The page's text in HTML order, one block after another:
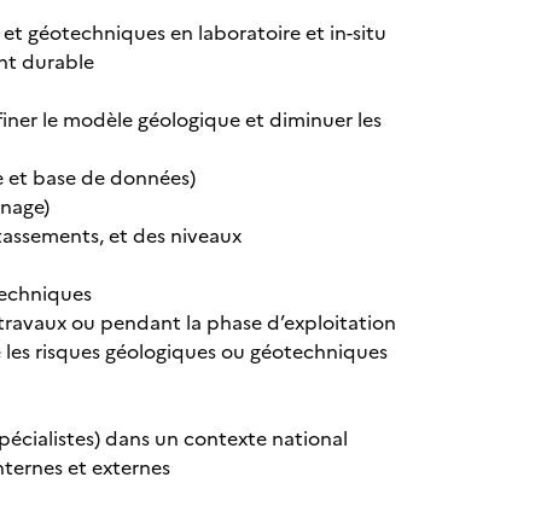
et géotechniques en laboratoire et in-situ
durable
le modèle géologique et diminuer les
base de données)
et des niveaux
ou pendant la phase d’exploitation
risques géologiques ou géotechniques
dans un contexte national
et externes